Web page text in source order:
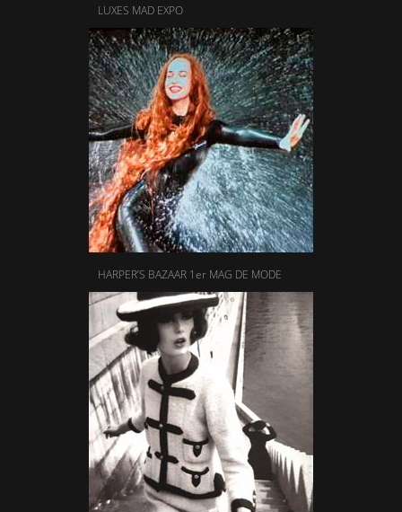
LUXES MAD EXPO
HARPER’S BAZAAR 1er MAG DE MODE